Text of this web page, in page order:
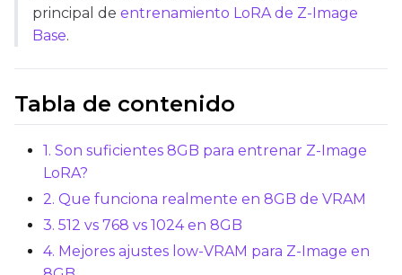
Batch Size
Steps
principal de entrenamiento LoRA de Z-Image
Base.
Tabla de contenido
1. Son suficientes 8GB para entrenar Z-Image
LoRA?
2. Que funciona realmente en 8GB de VRAM
3. 512 vs 768 vs 1024 en 8GB
4. Mejores ajustes low-VRAM para Z-Image en